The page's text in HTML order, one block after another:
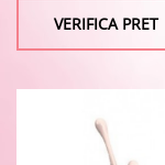
VERIFICA PRET